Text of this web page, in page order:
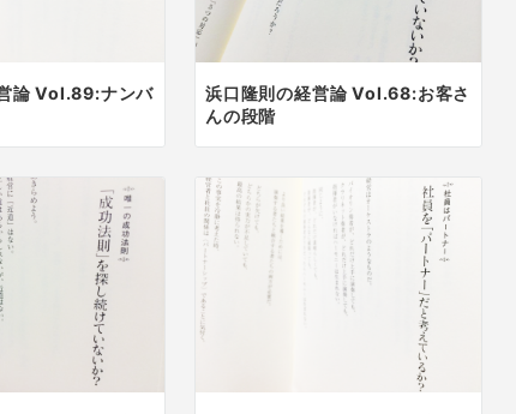
論 Vol.89:ナンバ
浜口隆則の経営論 Vol.68:お客さ
んの段階